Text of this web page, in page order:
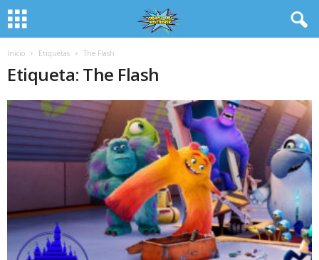
Inicio Etiquetas The Flash
Etiqueta: The Flash